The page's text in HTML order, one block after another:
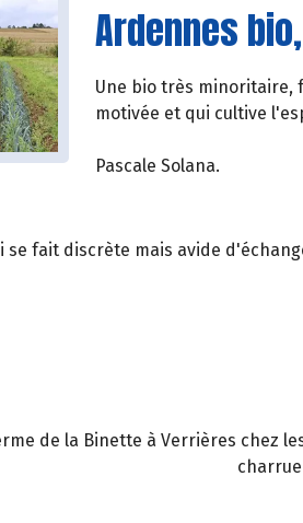
Ardennes
Une bio très minoritaire,
motivée et qui cultive
Pascale Solana.
se fait discrète mais avide
de la Binette à Verrières chez